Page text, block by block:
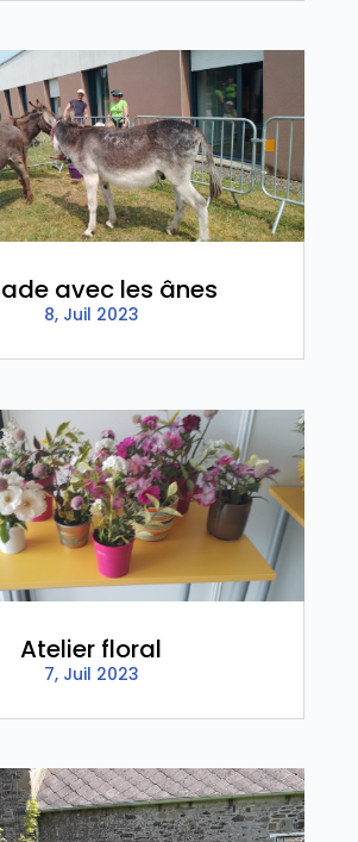
avec les ânes
8, Juil 2023
Atelier floral
7, Juil 2023